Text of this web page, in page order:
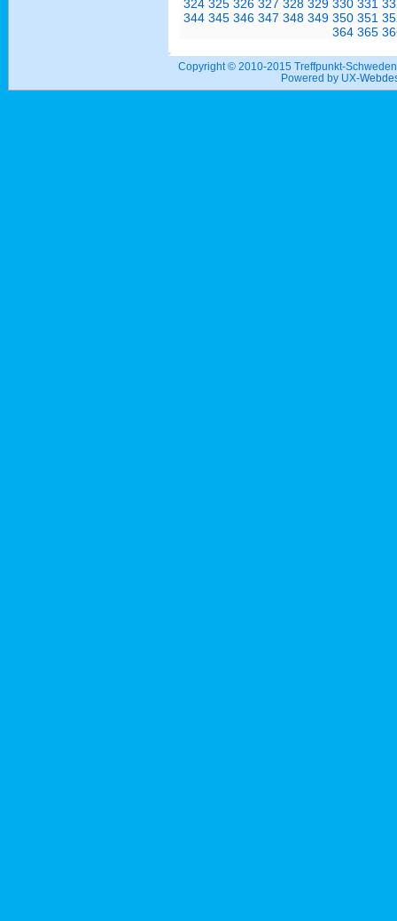
324 325 326 327 328 329 330 331
344 345 346 347 348 349 350 351
364 365
Copyright © 2010-2015 Treffpunkt-
Powered by UX-